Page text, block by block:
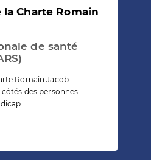
Charte Romain
de santé
Romain Jacob.
des personnes